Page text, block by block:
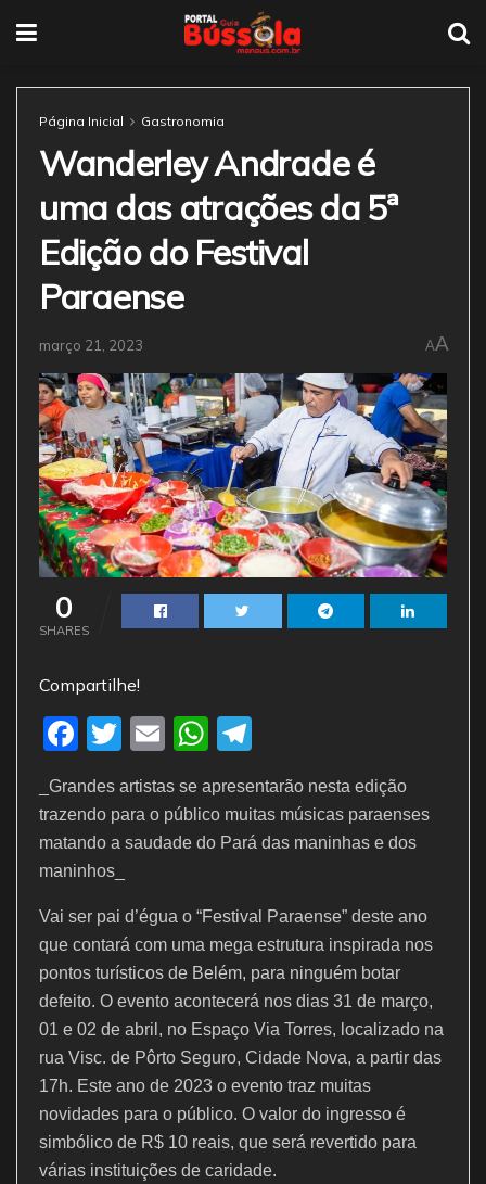
Página Inicial Gastronomia
Wanderley Andrade é
uma das atrações da 5ª
Edição do Festival
Paraense
março 21, 2023 AA
0
SHARES
Compartilhe!
F
a
c
e
b
o
o
k
T
w
itt
er
E
ai
l
W
at
s
p
p
e
gr
m
_Grandes artistas se apresentarão nesta edição
trazendo para o público muitas músicas paraenses
matando a saudade do Pará das maninhas e dos
maninhos_
Vai ser pai d’égua o “Festival Paraense” deste ano
que contará com uma mega estrutura inspirada nos
pontos turísticos de Belém, para ninguém botar
defeito. O evento acontecerá nos dias 31 de março,
01 e 02 de abril, no Espaço Via Torres, localizado na
rua Visc. de Pôrto Seguro, Cidade Nova, a partir das
17h. Este ano de 2023 o evento traz muitas
novidades para o público. O valor do ingresso é
simbólico de R$ 10 reais, que será revertido para
várias instituições de caridade.